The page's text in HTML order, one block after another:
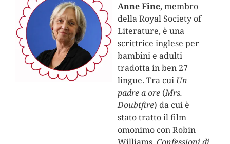
Anne Fine, membro
della Royal Society of
Literature, è una
scrittrice inglese per
bambini e adulti
tradotta in ben 27
lingue. Tra cui Un
padre a ore(Mrs.
Doubtfire) da cui è
stato tratto il film
omonimo con Robin